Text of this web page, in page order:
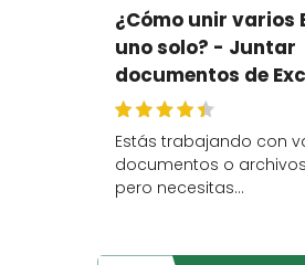
¿Cómo unir varios
uno solo? - Juntar
documentos de
Estás trabajando con
documentos o archivos
pero necesitas…